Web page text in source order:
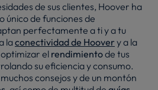
de sus clientes, Hoover ha
único de funciones de
perfectamente a ti y a tu
laconectividad de Hoover y a la
el rendimientode tus
su eficiencia y consumo.
consejos y de un montón